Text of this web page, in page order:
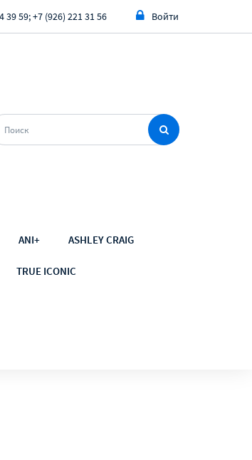
39 59; +7 (926) 221 31 56 Войти
ANI+ ASHLEY CRAIG
TRUE ICONIC